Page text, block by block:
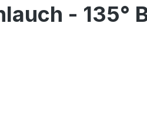
- 135°